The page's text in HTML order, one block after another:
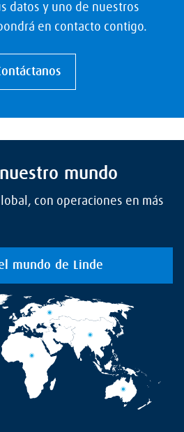
datos y uno de nuestros
en contacto contigo.
mundo
con operaciones en más
mundo de Linde